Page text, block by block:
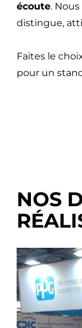
écoute.
distingue,
Faites le
pour un
NOS